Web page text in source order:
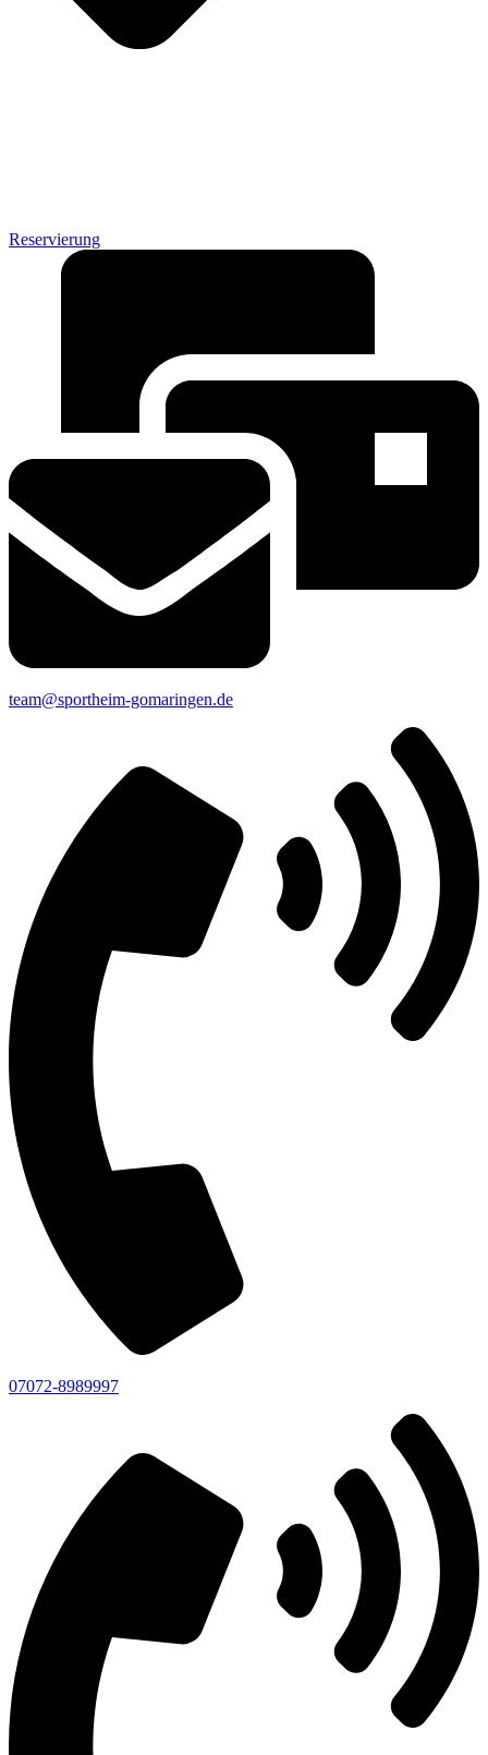
Reservierung
team@sportheim-gomaringen.de
07072-8989997